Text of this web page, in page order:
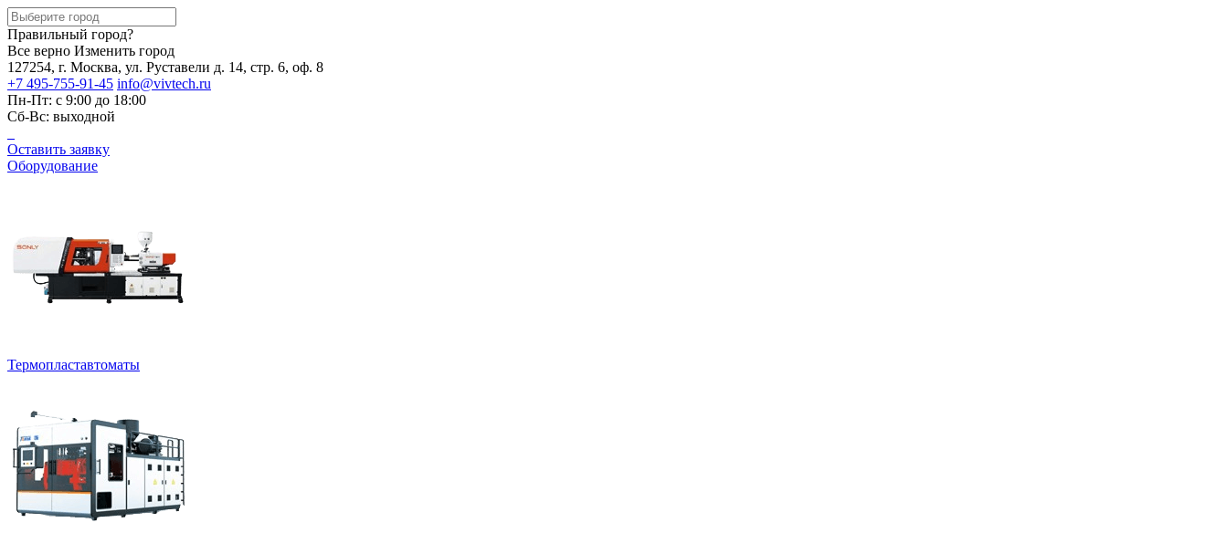
Правильный город?
Все верно Изменить город
127254, г. Москва, ул. Руставели д. 14, стр. 6, оф. 8
+7 495-755-91-45 info@vivtech.ru
Пн-Пт: с 9:00 до 18:00
Сб-Вс: выходной
Оставить заявку
Оборудование
Термопластавтоматы